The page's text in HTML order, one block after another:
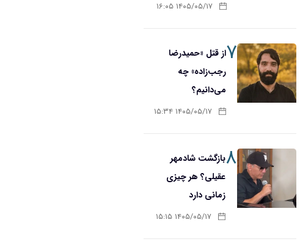
۱۴۰۵/۰۵/۱۷ ۱۶:۰۵
۷از قتل «حمیدرضا
رجب‌زاده» چه
می‌دانیم؟
۱۴۰۵/۰۵/۱۷ ۱۵:۳۴
۸بازگشت شادمهر
عقیلی؟ هر چیزی
زمانی دارد
۱۴۰۵/۰۵/۱۷ ۱۵:۱۵